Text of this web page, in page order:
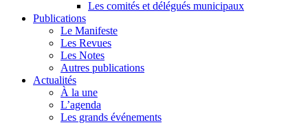
Les comités et délégués municipaux
Publications
Le Manifeste
Les Revues
Les Notes
Autres publications
Actualités
À la une
L’agenda
Les grands événements